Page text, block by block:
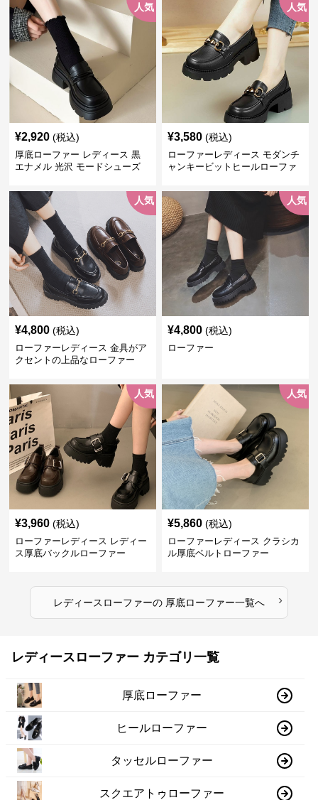
人気
¥2,920 (税込)
厚底ローファー レディース 黒
エナメル 光沢 モードシューズ
人気
¥3,580 (税込)
ローファーレディース モダンチ
ャンキービットヒールローファ
人気
¥4,800 (税込)
ローファーレディース 金具がア
クセントの上品なローファー
人気
¥4,800 (税込)
ローファー
人気
¥3,960 (税込)
ローファーレディース レディー
ス厚底バックルローファー
人気
¥5,860 (税込)
ローファーレディース クラシカ
ル厚底ベルトローファー
レディースローファーの厚底ローファー一覧へ ›
レディースローファー カテゴリ一覧
厚底ローファー
ヒールローファー
タッセルローファー
スクエアトゥローファー